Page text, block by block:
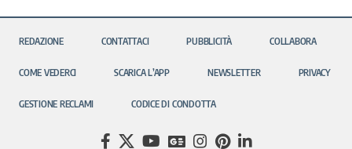
REDAZIONE CONTATTACI PUBBLICITÀ COLLABORA
COME VEDERCI SCARICA L’APP NEWSLETTER PRIVACY
GESTIONE RECLAMI CODICE DI CONDOTTA